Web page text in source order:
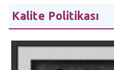
YÖNERGELER
RAPOR
VE
SUNUMLAR
Kalite Politikası